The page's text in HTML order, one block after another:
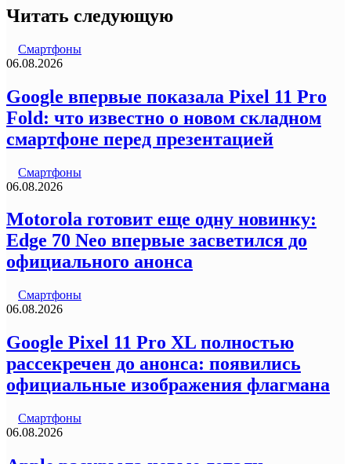
Читать следующую
Смартфоны
06.08.2026
Google впервые показала Pixel 11 Pro
Fold: что известно о новом складном
смартфоне перед презентацией
Смартфоны
06.08.2026
Motorola готовит еще одну новинку:
Edge 70 Neo впервые засветился до
официального анонса
Смартфоны
06.08.2026
Google Pixel 11 Pro XL полностью
рассекречен до анонса: появились
официальные изображения флагмана
Смартфоны
06.08.2026